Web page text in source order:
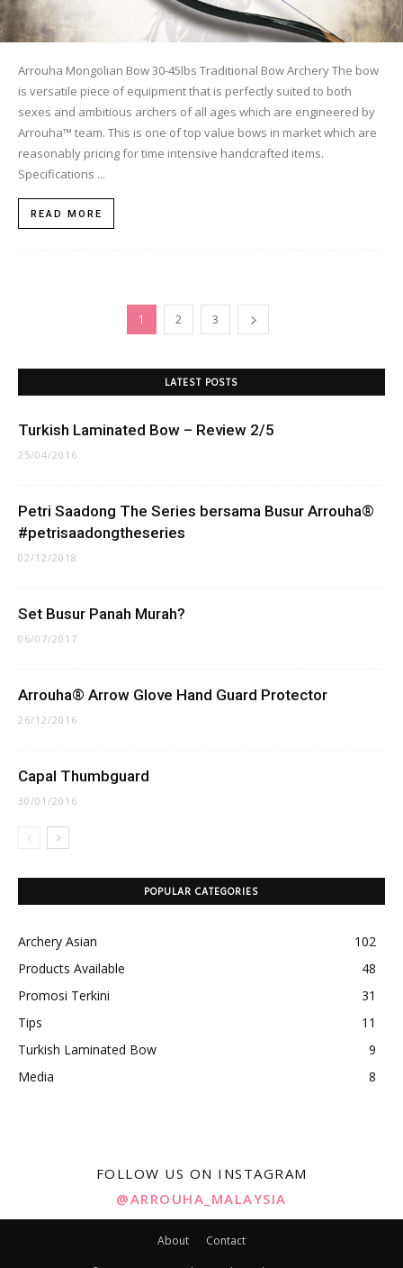
Arrouha Mongolian Bow 30-45lbs Traditional Bow Archery The bow
is versatile piece of equipment that is perfectly suited to both
sexes and ambitious archers of all ages which are engineered by
Arrouha™ team. This is one of top value bows in market which are
reasonably pricing for time intensive handcrafted items.
Specifications ...
READ MORE
1 2 3
LATEST POSTS
Turkish Laminated Bow – Review 2/5
25/04/2016
Petri Saadong The Series bersama Busur Arrouha®
#petrisaadongtheseries
02/12/2018
Set Busur Panah Murah?
06/07/2017
Arrouha® Arrow Glove Hand Guard Protector
26/12/2016
Capal Thumbguard
30/01/2016
POPULAR CATEGORIES
Archery Asian
102
Products Available
48
Promosi Terkini
31
Tips
11
Turkish Laminated Bow
9
Media
8
FOLLOW US ON INSTAGRAM
@ARROUHA_MALAYSIA
About Contact